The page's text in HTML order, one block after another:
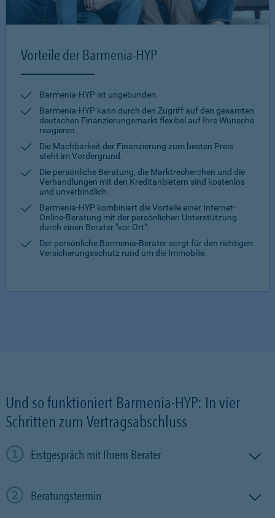
Vorteile der Barmenia-HYP
Barmenia-HYP ist ungebunden.
Barmenia-HYP kann durch den Zugriff auf den gesamten
deutschen Finanzierungsmarkt flexibel auf Ihre Wünsche
reagieren.
Die Machbarkeit der Finanzierung zum besten Preis
steht im Vordergrund.
Die persönliche Beratung, die Marktrecherchen und die
Verhandlungen mit den Kreditanbietern sind kostenlos
und unverbindlich.
Barmenia-HYP kombiniert die Vorteile einer Internet-
Online-Beratung mit der persönlichen Unterstützung
durch einen Berater "vor Ort".
Der persönliche Barmenia-Berater sorgt für den richtigen
Versicherungsschutz rund um die Immobilie.
Und so funktioniert Barmenia-HYP: In vier
Schritten zum Vertragsabschluss
Erstgespräch mit Ihrem Berater
Beratungstermin